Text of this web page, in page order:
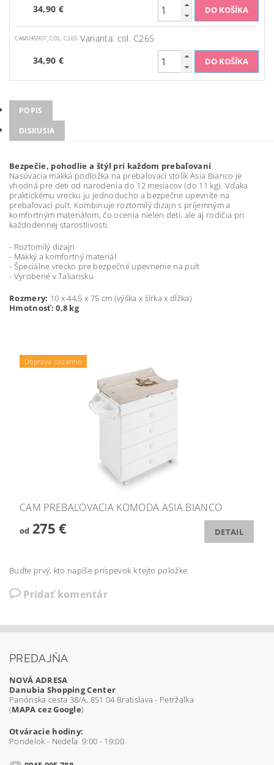
34,90 €
CAM045907_COL. C265 Varianta: col. C265
34,90 €
POPIS
DISKUSIA
Bezpečie, pohodlie a štýl pri každom prebaľovaní
Nasúvacia mäkká podložka na prebaľovací stolík Asia Bianco je
vhodná pre deti od narodenia do 12 mesiacov (do 11 kg). Vďaka
praktickému vrecku ju jednoducho a bezpečne upevníte na
prebaľovací pult. Kombinuje roztomilý dizajn s príjemným a
komfortným materiálom, čo ocenia nielen deti, ale aj rodičia pri
každodennej starostlivosti.
- Roztomilý dizajn
- Mäkký a komfortný materiál
- Špeciálne vrecko pre bezpečné upevnenie na pult
- Vyrobené v Taliansku
Rozmery: 10 x 44,5 x 75 cm (výška x šírka x dĺžka)
Hmotnosť: 0,8 kg
Doprava zadarmo
CAM PREBAĽOVACIA KOMODA ASIA BIANCO
od275 € DETAIL
Buďte prvý, kto napíše príspevok k tejto položke.
Pridať komentár
PREDAJŇA
NOVÁ ADRESA
Danubia Shopping Center
Panónska cesta 38/A, 851 04 Bratislava - Petržalka
(MAPA cez Google)
Otváracie hodiny:
Pondelok - Nedeľa 9:00 - 19:00